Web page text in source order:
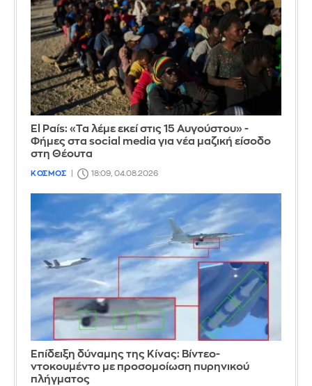
El País: «Τα λέμε εκεί στις 15 Αυγούστου» -
Φήμες στα social media για νέα μαζική είσοδο
στη Θέουτα
ΚΟΣΜΟΣ 18:09, 04.08.2026
Επίδειξη δύναμης της Κίνας: Βίντεο-
ντοκουμέντο με προσομοίωση πυρηνικού
πλήγματος